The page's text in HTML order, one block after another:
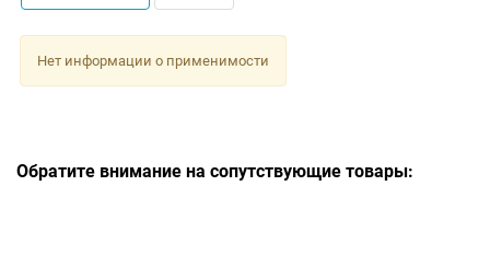
Нет информации о применимости
Обратите внимание на сопутствующие товары: